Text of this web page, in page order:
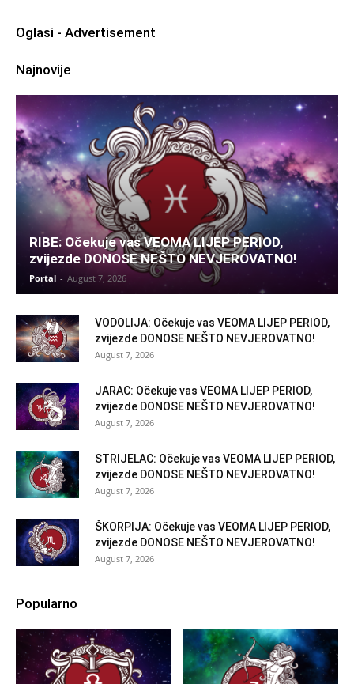
Oglasi - Advertisement
Najnovije
RIBE: Očekuje vas VEOMA LIJEP PERIOD,
zvijezde DONOSE NEŠTO NEVJEROVATNO!
Portal - August 7, 2026
VODOLIJA: Očekuje vas VEOMA LIJEP PERIOD,
zvijezde DONOSE NEŠTO NEVJEROVATNO!
August 7, 2026
JARAC: Očekuje vas VEOMA LIJEP PERIOD,
zvijezde DONOSE NEŠTO NEVJEROVATNO!
August 7, 2026
STRIJELAC: Očekuje vas VEOMA LIJEP PERIOD,
zvijezde DONOSE NEŠTO NEVJEROVATNO!
August 7, 2026
ŠKORPIJA: Očekuje vas VEOMA LIJEP PERIOD,
zvijezde DONOSE NEŠTO NEVJEROVATNO!
August 7, 2026
Popularno